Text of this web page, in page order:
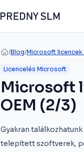
/Blog/Microsoft licencek
Licencelés Microsoft
Microsoft
OEM (2/3)
Gyakran
telepített szoftverek,